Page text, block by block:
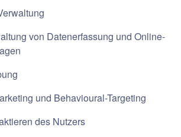
von Datenerfassung und Online-
und Behavioural-Targeting
des Nutzers